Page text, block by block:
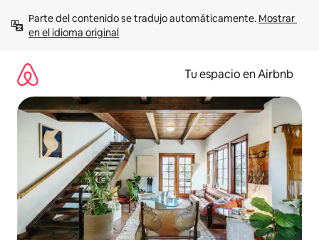
contenido
Parte del contenido se tradujo automáticamente. Mostrar
en el idioma original
Tu espacio en Airbnb